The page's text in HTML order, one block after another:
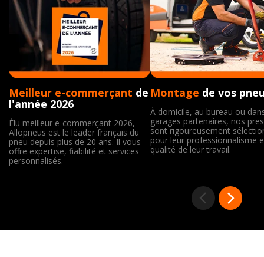
Meilleur e-commerçant de
l'année 2026
Élu meilleur e-commerçant 2026,
Allopneus est le leader français du
pneu depuis plus de 20 ans. Il vous
offre expertise, fiabilité et services
personnalisés.
Montage de vos
À domicile, au bureau ou
garages partenaires, nos
sont rigoureusement
pour leur professionnalisme
qualité de leur travail.